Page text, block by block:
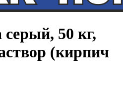
50 кг,
(кирпич